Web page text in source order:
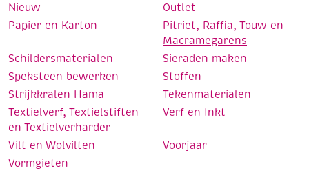
Nieuw
Outlet
Papier en Karton
Pitriet, Raffia, Touw en
Macramegarens
Schildersmaterialen
Sieraden maken
Speksteen bewerken
Stoffen
Strijkkralen Hama
Tekenmaterialen
Textielverf, Textielstiften
en Textielverharder
Verf en Inkt
Vilt en Wolvilten
Voorjaar
Vormgieten